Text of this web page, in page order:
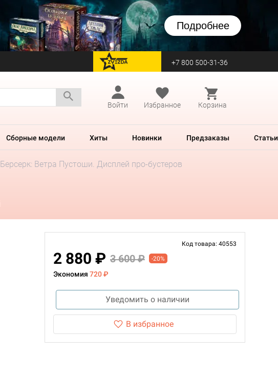
Подробнее
перейти на Zvezda +7 800 500-31-36
Войти
Избранное Корзина
Сборные модели Хиты Новинки Предзаказы Статьи
Берсерк: Ветра Пустоши. Дисплей про-бустеров
Код товара: 40553
2 880 ₽ 3 600 ₽ -20%
Экономия 720 ₽
Уведомить о наличии
В избранное